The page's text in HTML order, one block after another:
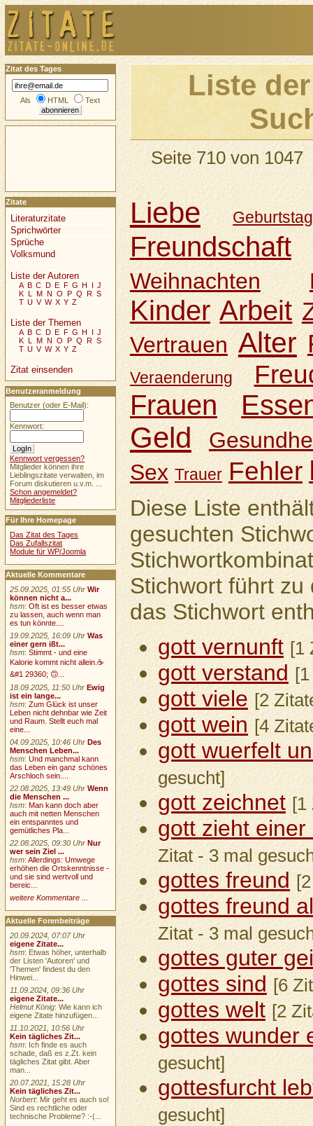
Liste
Seite 710 von 1047
Liebe Geburtstag
Freundschaft
Weihnachten
Kinder Arbeit
Vertrauen Alter
Veraenderung
Frauen
Geld
Sex Trauer Fehler
Diese Liste
gesuchten
Stichwort führt zu
das Stichwort
gott vernunft [1
gott verstand
gott viele [2
gott wein [4
gott wuerfelt
gesucht]
gott zeichnet [1
gott zieht
Zitat - 3 mal
gottes freund
gottes freund
Zitat - 3 mal
gottes guter
gottes sind [6
gottes welt [2
gottes wunder
gesucht]
gottesfurcht
gesucht]
Zitat des Tages
Als HTML Text
Zitate
Literaturzitate
Sprichwörter
Sprüche
Volksmund
Liste der Autoren
A B C D E F G H I J
K L M N O P Q R S
T U V W X Y Z
Liste der Themen
A B C D E F G H I J
K L M N O P Q R S
T U V W X Y Z
Zitat einsenden
Benutzeranmeldung
Benutzer (oder E-Mail):
Kennwort:
Kennwort vergessen?
Mitglieder können ihre
Lieblingszitate verwalten, im
Forum diskutieren u.v.m. ...
Schon angemeldet?
Mitgliederliste
Für Ihre Homepage
Das Zitat des Tages
Das Zufallszitat
Module für WP/Joomla
Aktuelle Kommentare
25.09.2025, 01:55 Uhr Wir
können nicht a...
hsm:Oft ist es besser etwas
zu lassen, auch wenn man
es tun könnte....
19.09.2025, 16:09 Uhr Was
einer gern ißt...
hsm:Stimmt - und eine
Kalorie kommt nicht allein.☕
&#1 29360; 🙃...
18.09.2025, 11:50 Uhr Ewig
ist ein lange...
hsm:Zum Glück ist unser
Leben nicht dehnbar wie Zeit
und Raum. Stellt euch mal
eine...
04.09.2025, 10:46 Uhr Des
Menschen Leben...
hsm:Und manchmal kann
das Leben ein ganz schönes
Arschloch sein....
22.08.2025, 13:49 Uhr Wenn
die Menschen ...
hsm:Man kann doch aber
auch mit netten Menschen
ein entspanntes und
gemütliches Pla...
22.08.2025, 09:30 Uhr Nur
wer sein Ziel ...
hsm:Allerdings: Umwege
erhöhen die Ortskenntnisse -
und sie sind wertvoll und
bereic...
weitere Kommentare ...
Aktuelle Forenbeiträge
20.09.2024, 07:07 Uhr
eigene Zitate...
hsm: Etwas höher, unterhalb
der Listen 'Autoren' und
'Themen' findest du den
Hinwei...
11.09.2024, 09:36 Uhr
eigene Zitate...
Helmut König: Wie kann ich
eigene Zitate hinzufügen...
11.10.2021, 10:56 Uhr
Kein tägliches Zit...
hsm: Ich finde es auch
schade, daß es z.Zt. kein
tägliches Zitat gibt. Aber
man...
20.07.2021, 15:28 Uhr
Kein tägliches Zit...
Norbert: Mir geht es auch so!
Sind es rechtliche oder
technische Probleme? :-(...